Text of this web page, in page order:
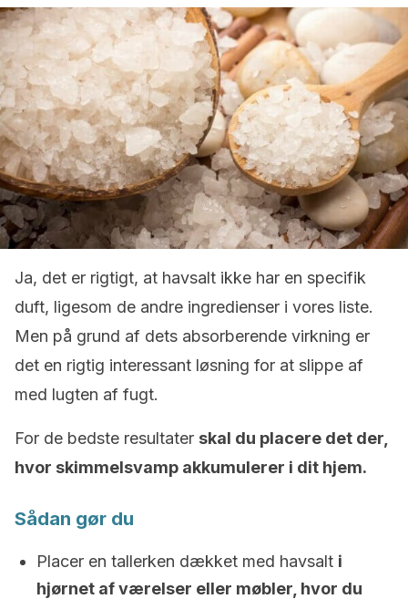
Ja, det er rigtigt, at havsalt ikke har en specifik
duft, ligesom de andre ingredienser i vores liste.
Men på grund af dets absorberende virkning er
det en rigtig interessant løsning for at slippe af
med lugten af fugt.
For de bedste resultater skal du placere det der,
hvor skimmelsvamp akkumulerer i dit hjem.
Sådan gør du
Placer en tallerken dækket med havsalt i
hjørnet af værelser eller møbler, hvor du